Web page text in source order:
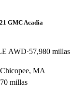
GMC Acadia
AWD 57,980 millas
Chicopee, MA
70 millas